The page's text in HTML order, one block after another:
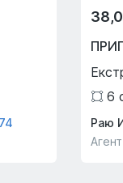
6
Раю